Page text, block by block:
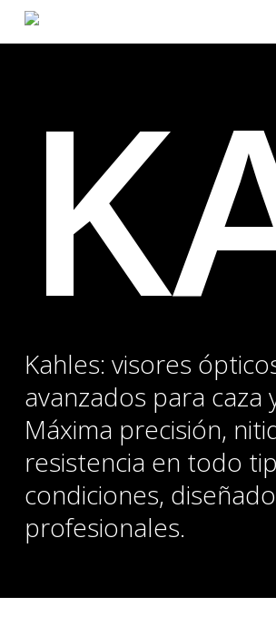
Kahles: visores
avanzados para caza
Máxima precisión,
resistencia en todo
condiciones,
profesionales.